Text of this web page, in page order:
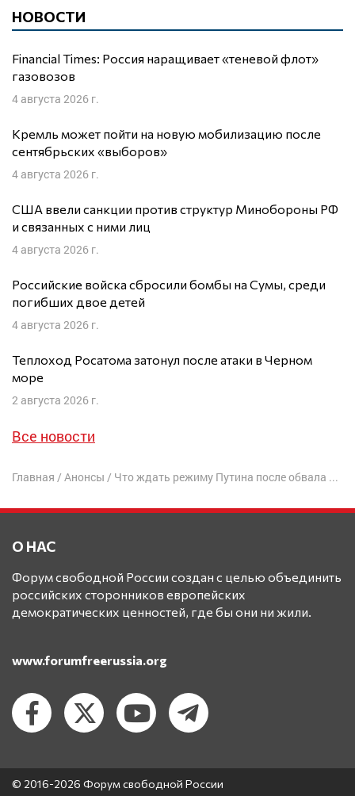
НОВОСТИ
Financial Times: Россия наращивает «теневой флот»
газовозов
4 августа 2026 г.
Кремль может пойти на новую мобилизацию после
сентябрьских «выборов»
4 августа 2026 г.
США ввели санкции против структур Минобороны РФ
и связанных с ними лиц
4 августа 2026 г.
Российские войска сбросили бомбы на Сумы, среди
погибших двое детей
4 августа 2026 г.
Теплоход Росатома затонул после атаки в Черном
море
2 августа 2026 г.
Все новости
Главная / Анонсы / Что ждать режиму Путина после обвала цен на нефть?
О НАС
Форум свободной России создан с целью объединить
российских сторонников европейских
демократических ценностей, где бы они ни жили.
www.forumfreerussia.org
© 2016-2026 Форум свободной России